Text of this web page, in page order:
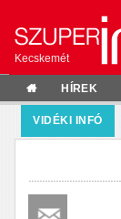
Kecskemét
HÍREK
VIDÉKI INFÓ